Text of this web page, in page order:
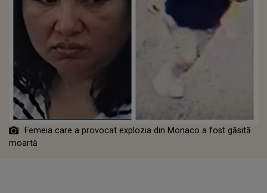
Femeia care a provocat explozia din Monaco a fost găsită
moartă